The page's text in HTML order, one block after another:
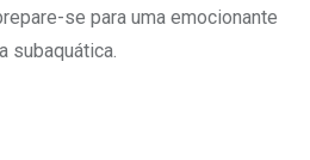
se para uma emocionante
subaquática.